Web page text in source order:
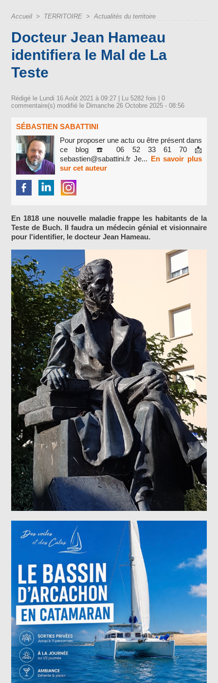
Accueil > TERRITOIRE > Actualités du territoire
Docteur Jean Hameau
identifiera le Mal de La
Teste
Rédigé le Lundi 16 Août 2021 à 09:27 | Lu 5282 fois | 0
commentaire(s) modifié le Dimanche 26 Octobre 2025 - 08:56
SÉBASTIEN SABATTINI
Pour proposer une actu ou être présent dans
ce blog ☎️ 06 52 33 61 70 📩
sebastien@sabattini.fr Je... En savoir plus
sur cet auteur
En 1818 une nouvelle maladie frappe les habitants de la
Teste de Buch. Il faudra un médecin génial et visionnaire
pour l'identifier, le docteur Jean Hameau.